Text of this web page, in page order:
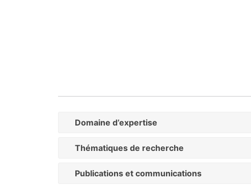
Domaine d’expertise
Thématiques de recherche
Publications et communications